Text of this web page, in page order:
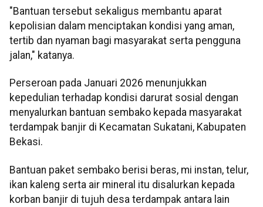
"Bantuan tersebut sekaligus membantu aparat
kepolisian dalam menciptakan kondisi yang aman,
tertib dan nyaman bagi masyarakat serta pengguna
jalan," katanya.
Perseroan pada Januari 2026 menunjukkan
kepedulian terhadap kondisi darurat sosial dengan
menyalurkan bantuan sembako kepada masyarakat
terdampak banjir di Kecamatan Sukatani, Kabupaten
Bekasi.
Bantuan paket sembako berisi beras, mi instan, telur,
ikan kaleng serta air mineral itu disalurkan kepada
korban banjir di tujuh desa terdampak antara lain